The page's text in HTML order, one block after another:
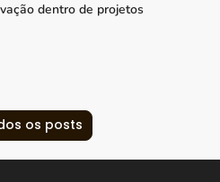
dentro de projetos
os posts